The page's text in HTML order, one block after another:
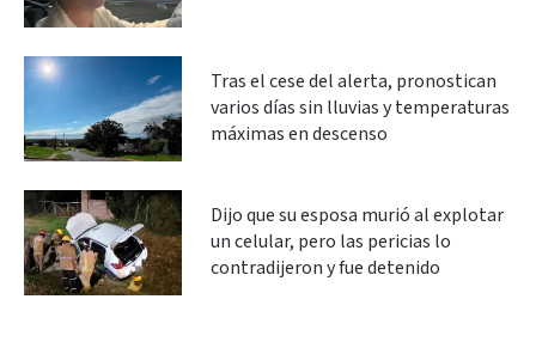
Tras el cese del alerta, pronostican
varios días sin lluvias y temperaturas
máximas en descenso
Dijo que su esposa murió al explotar
un celular, pero las pericias lo
contradijeron y fue detenido